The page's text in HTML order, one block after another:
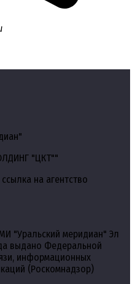
"ЦКТ""
на агентство
"Уральский меридиан" Эл
выдано Федеральной
информационных
(Роскомнадзор)